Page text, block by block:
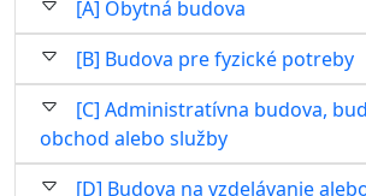
[A] Obytná budova
[B] Budova pre fyzické potreby
[C] Administratívna budova,
obchod alebo služby
[D] Budova na vzdelávanie